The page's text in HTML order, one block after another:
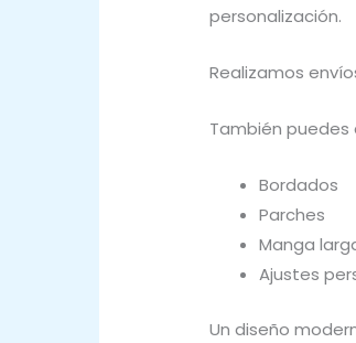
personalización.
Realizamos
También
Bordados
Parches
Manga
Ajustes
Un diseño